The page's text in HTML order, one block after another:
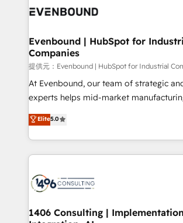
with HubSpot? Let Cebra’s experts help
and—most importantly—simple. That’s
products and strategies that actually
difference.
Evenbound | HubSpot for
Companies
提供元：Evenbound | HubSpot for Industrial
At Evenbound, our team of strategic
experts helps mid-market
achieve real growth. We specialize in
tailored solutions that drive results by
HubSpot’s platform and data to fuel
Technical Solutions: - HubSpot Technical Consulting -
Onboarding - Data Migration & Integrations -
Revenue Operations - Inbound
Elite5.0
1406 Consulting |